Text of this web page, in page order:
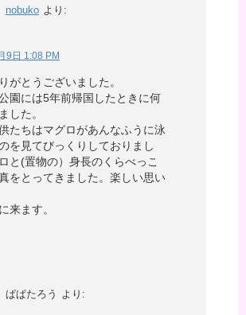
nobuko より:
9日 1:08 PM
がとうございました。
園には5年前帰国したときに何
した。
たちはマグロがあんなふうに泳
を見てびっくりしておりまし
と(置物の）身長のくらべっこ
をとってきました。楽しい思い
来ます。
ぱぱたろう より: